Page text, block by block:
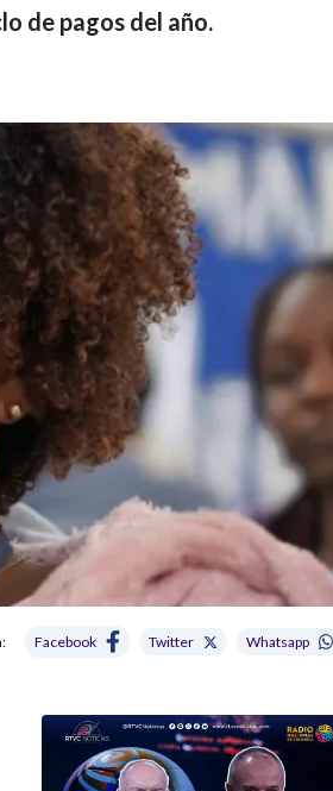
de pagos del año.
Facebook Twitter Whatsapp